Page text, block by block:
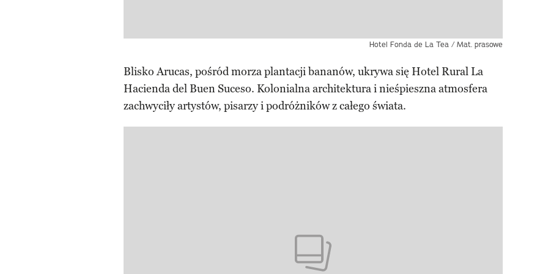
Hotel Fonda de La Tea / Mat. prasowe
Blisko Arucas, pośród morza plantacji bananów, ukrywa się Hotel Rural La
Hacienda del Buen Suceso. Kolonialna architektura i nieśpieszna atmosfera
zachwyciły artystów, pisarzy i podróżników z całego świata.